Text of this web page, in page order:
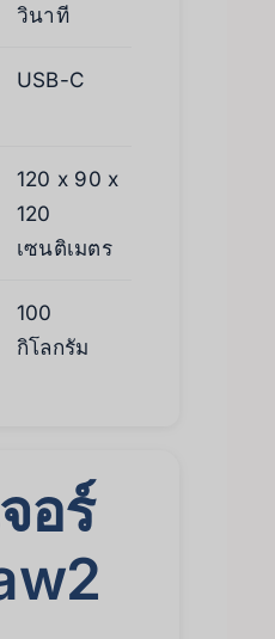
วินาที
USB-C
120 x 90 x
120
เซนติเมตร
100
กิโลกรัม
อร์